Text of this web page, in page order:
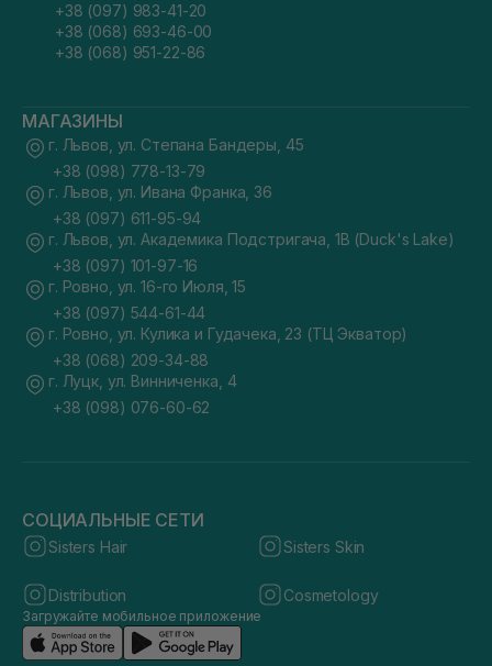
+38 (097) 983-41-20
+38 (068) 693-46-00
+38 (068) 951-22-86
МАГАЗИНЫ
г. Львов, ул. Степана Бандеры, 45
+38 (098) 778-13-79
г. Львов, ул. Ивана Франка, 36
+38 (097) 611-95-94
г. Львов, ул. Академика Подстригача, 1В (Duck's Lake)
+38 (097) 101-97-16
г. Ровно, ул. 16-го Июля, 15
+38 (097) 544-61-44
г. Ровно, ул. Кулика и Гудачека, 23 (ТЦ Экватор)
+38 (068) 209-34-88
г. Луцк, ул. Винниченка, 4
+38 (098) 076-60-62
СОЦИАЛЬНЫЕ СЕТИ
Sisters Hair Sisters Skin
Distribution Cosmetology
Загружайте мобильное приложение